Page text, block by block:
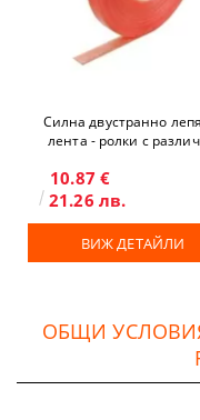
Силна двустранно
лента - ролки с
10.87 €
21.26 лв.
ВИЖ ДЕТАЙЛИ
ОБЩИ